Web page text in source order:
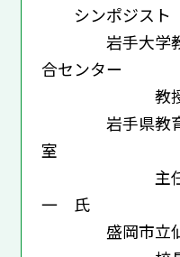
シンポジスト
岩手大学教育
合センター
教授 塚
岩手県教育委
室
主任指導
一 氏
盛岡市立仙